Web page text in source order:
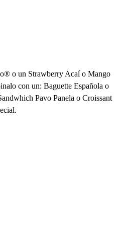
o un Strawberry Acaí o Mango
con un: Baguette Española o
Pavo Panela o Croissant